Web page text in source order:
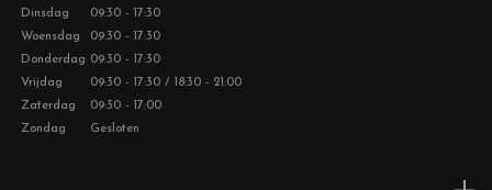
Dinsdag
09:30 - 17:30
Woensdag
09:30 - 17:30
Donderdag 09:30 - 17:30
Vrijdag
09:30 - 17:30 / 18:30 - 21:00
Zaterdag
09:30 - 17:00
Zondag
Gesloten